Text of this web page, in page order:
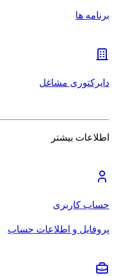
برنامه ها
دایرکتوری مشاغل
اطلاعات بیشتر
حساب کاربری
پروفایل و اطلاعات حساب